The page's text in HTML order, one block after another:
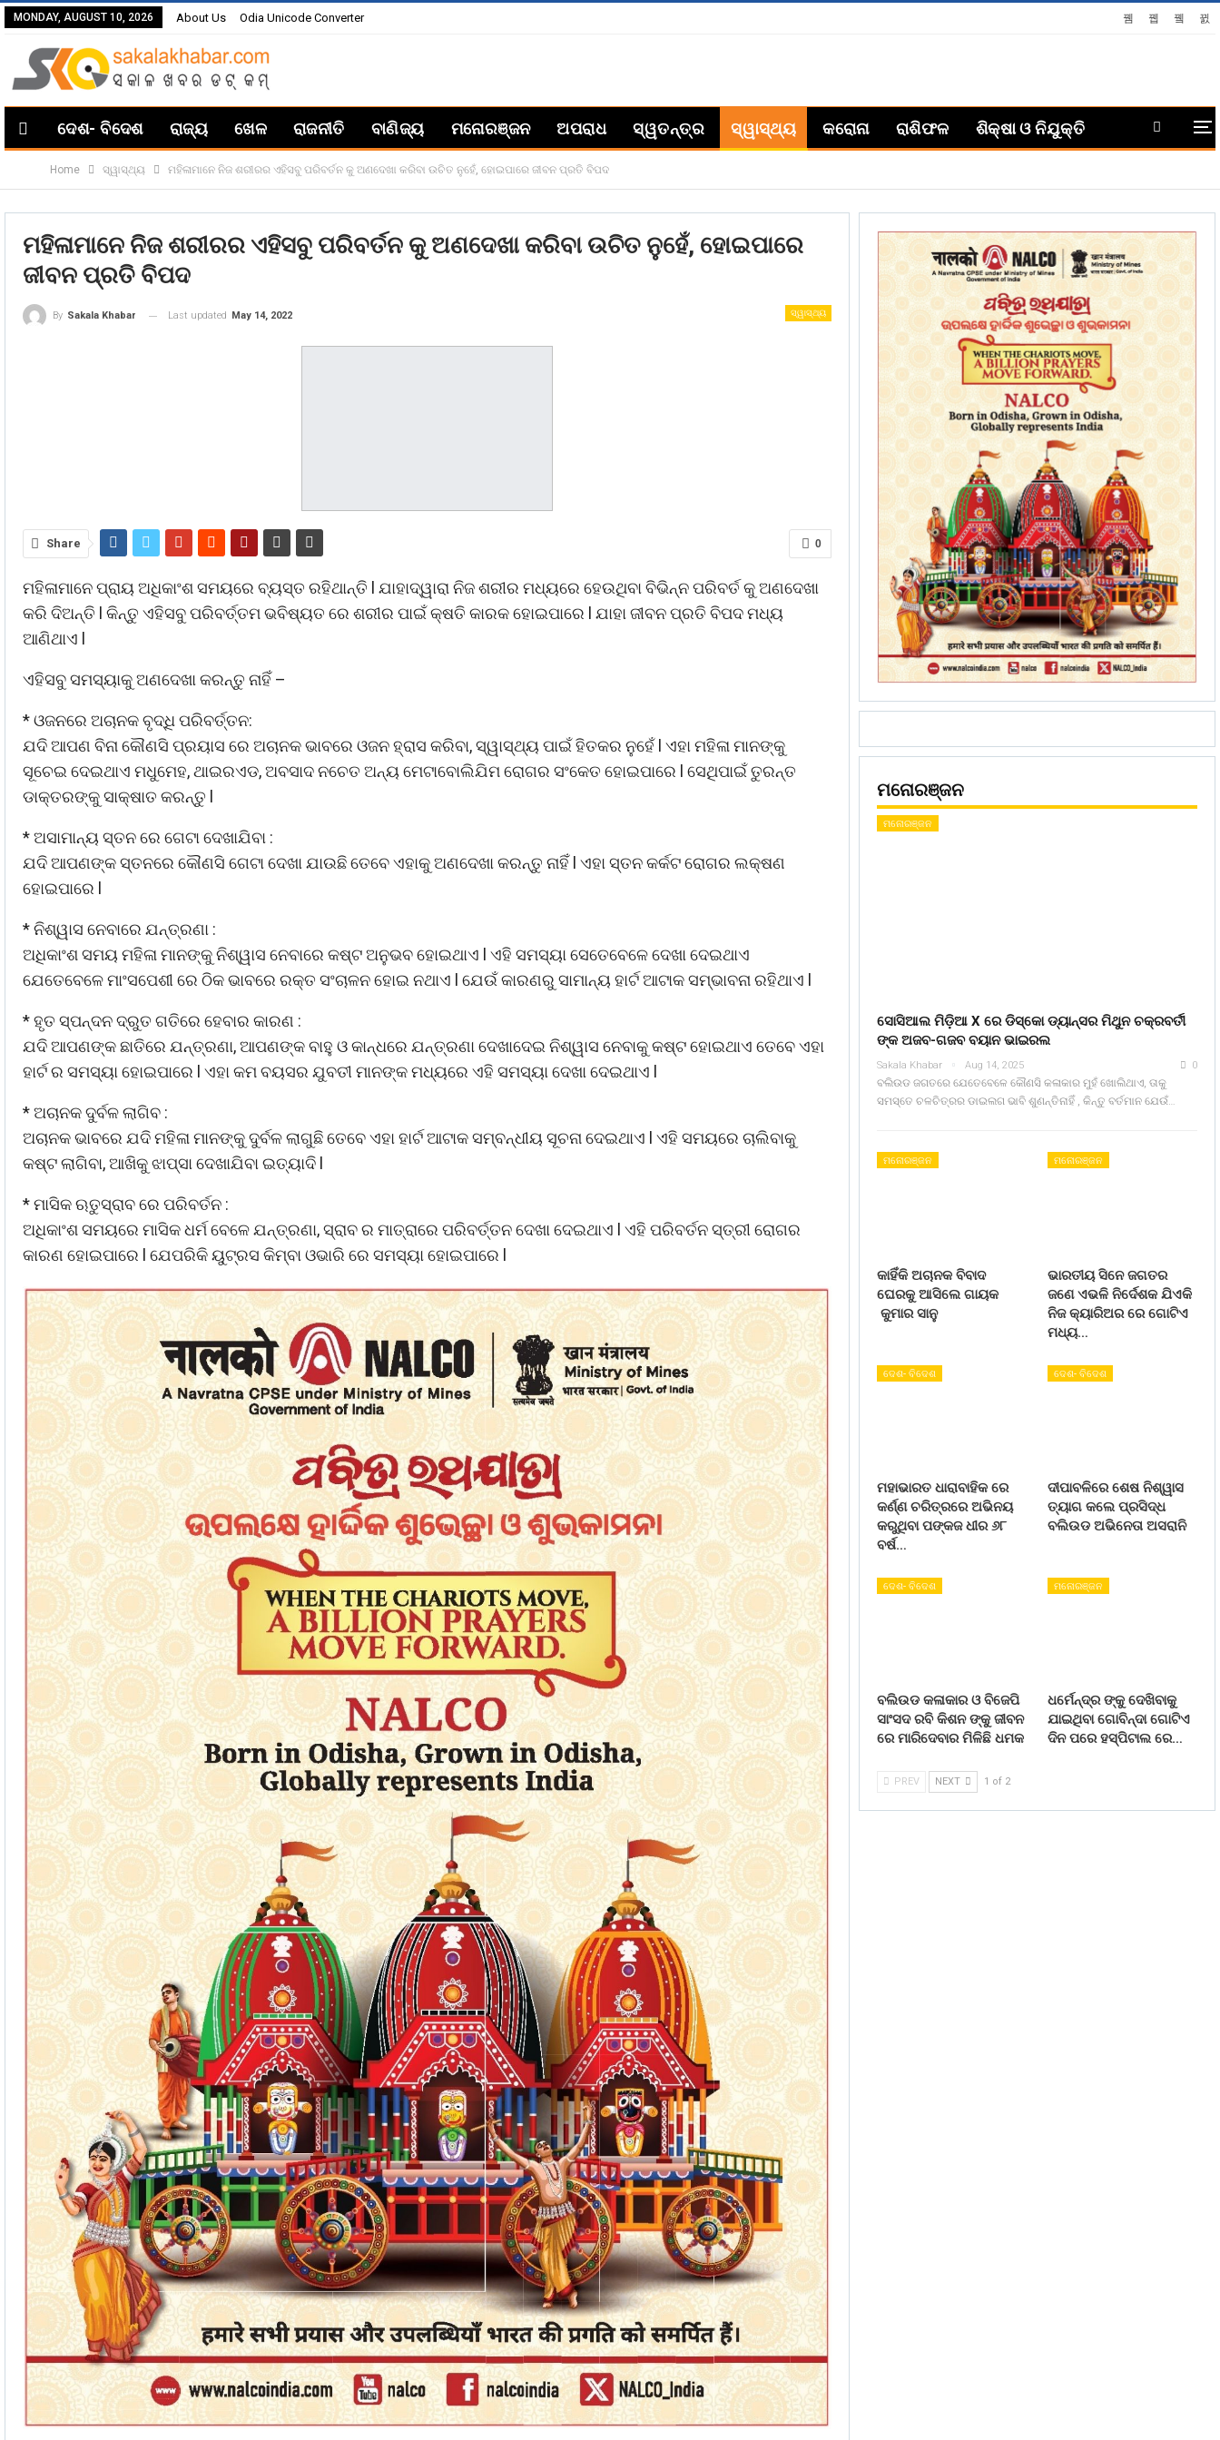
MONDAY, AUGUST 10, 2026 About Us Odia Unicode Converter
ଦେଶ- ବିଦେଶ ରାଜ୍ୟ ଖେଳ ରାଜନୀତି ବାଣିଜ୍ୟ ମନୋରଞ୍ଜନ ଅପରାଧ ସ୍ୱତନ୍ତ୍ର ସ୍ୱାସ୍ଥ୍ୟ କରୋନା ରାଶିଫଳ ଶିକ୍ଷା ଓ ନିଯୁକ୍ତି
Home ସ୍ୱାସ୍ଥ୍ୟ ମହିଳାମାନେ ନିଜ ଶରୀରର ଏହିସବୁ ପରିବର୍ତନ କୁ ଅଣଦେଖା କରିବା ଉଚିତ ନୁହେଁ, ହୋଇପାରେ ଜୀବନ ପ୍ରତି ବିପଦ
ମହିଳାମାନେ ନିଜ ଶରୀରର ଏହିସବୁ ପରିବର୍ତନ କୁ ଅଣଦେଖା କରିବା ଉଚିତ ନୁହେଁ, ହୋଇପାରେ
ଜୀବନ ପ୍ରତି ବିପଦ
ସ୍ୱାସ୍ଥ୍ୟ
By Sakala Khabar Last updated May 14, 2022
0
Share
ମହିଳାମାନେ ପ୍ରାୟ ଅଧିକାଂଶ ସମୟରେ ବ୍ୟସ୍ତ ରହିଥାନ୍ତି l ଯାହାଦ୍ୱାରା ନିଜ ଶରୀର ମଧ୍ୟରେ ହେଉଥିବା ବିଭିନ୍ନ ପରିବର୍ତ କୁ ଅଣଦେଖା
କରି ଦିଅନ୍ତି l କିନ୍ତୁ ଏହିସବୁ ପରିବର୍ତ୍ତମ ଭବିଷ୍ୟତ ରେ ଶରୀର ପାଇଁ କ୍ଷତି କାରକ ହୋଇପାରେ l ଯାହା ଜୀବନ ପ୍ରତି ବିପଦ ମଧ୍ୟ
ଆଣିଥାଏ l
ଏହିସବୁ ସମସ୍ୟାକୁ ଅଣଦେଖା କରନ୍ତୁ ନାହିଁ –
* ଓଜନରେ ଅଚାନକ ବୃଦ୍ଧି ପରିବର୍ତ୍ତନ:
ଯଦି ଆପଣ ବିନା କୌଣସି ପ୍ରୟାସ ରେ ଅଚାନକ ଭାବରେ ଓଜନ ହ୍ରାସ କରିବା, ସ୍ୱାସ୍ଥ୍ୟ ପାଇଁ ହିତକର ନୁହେଁ l ଏହା ମହିଳା ମାନଙ୍କୁ
ସୂଚେଇ ଦେଇଥାଏ ମଧୁମେହ, ଥାଇରଏଡ, ଅବସାଦ ନଚେତ ଅନ୍ୟ ମେଟାବୋଲିଯିମ ରୋଗର ସଂକେତ ହୋଇପାରେ l ସେଥିପାଇଁ ତୁରନ୍ତ
ଡାକ୍ତରଙ୍କୁ ସାକ୍ଷାତ କରନ୍ତୁ l
* ଅସାମାନ୍ୟ ସ୍ତନ ରେ ଗେଟା ଦେଖାଯିବା :
ଯଦି ଆପଣଙ୍କ ସ୍ତନରେ କୌଣସି ଗେଟା ଦେଖା ଯାଉଛି ତେବେ ଏହାକୁ ଅଣଦେଖା କରନ୍ତୁ ନାହିଁ l ଏହା ସ୍ତନ କର୍କଟ ରୋଗର ଲକ୍ଷଣ
ହୋଇପାରେ l
* ନିଶ୍ୱାସ ନେବାରେ ଯନ୍ତ୍ରଣା :
ଅଧିକାଂଶ ସମୟ ମହିଳା ମାନଙ୍କୁ ନିଶ୍ୱାସ ନେବାରେ କଷ୍ଟ ଅନୁଭବ ହୋଇଥାଏ l ଏହି ସମସ୍ୟା ସେତେବେଳେ ଦେଖା ଦେଇଥାଏ
ଯେତେବେଳେ ମାଂସପେଶୀ ରେ ଠିକ ଭାବରେ ରକ୍ତ ସଂଚାଳନ ହୋଇ ନଥାଏ l ଯେଉଁ କାରଣରୁ ସାମାନ୍ୟ ହାର୍ଟ ଆଟାକ ସମ୍ଭାବନା ରହିଥାଏ l
* ହୃତ ସ୍ପନ୍ଦନ ଦ୍ରୁତ ଗତିରେ ହେବାର କାରଣ :
ଯଦି ଆପଣଙ୍କ ଛାତିରେ ଯନ୍ତ୍ରଣା, ଆପଣଙ୍କ ବାହୁ ଓ କାନ୍ଧରେ ଯନ୍ତ୍ରଣା ଦେଖାଦେଇ ନିଶ୍ୱାସ ନେବାକୁ କଷ୍ଟ ହୋଇଥାଏ ତେବେ ଏହା
ହାର୍ଟ ର ସମସ୍ୟା ହୋଇପାରେ l ଏହା କମ ବୟସର ଯୁବତୀ ମାନଙ୍କ ମଧ୍ୟରେ ଏହି ସମସ୍ୟା ଦେଖା ଦେଇଥାଏ l
* ଅଚାନକ ଦୁର୍ବଳ ଲାଗିବ :
ଅଚାନକ ଭାବରେ ଯଦି ମହିଳା ମାନଙ୍କୁ ଦୁର୍ବଳ ଲାଗୁଛି ତେବେ ଏହା ହାର୍ଟ ଆଟାକ ସମ୍ବନ୍ଧୀୟ ସୂଚନା ଦେଇଥାଏ l ଏହି ସମୟରେ ଚାଲିବାକୁ
କଷ୍ଟ ଲାଗିବା, ଆଖିକୁ ଝାପ୍ସା ଦେଖାଯିବା ଇତ୍ୟାଦି l
* ମାସିକ ଋତୁସ୍ରାବ ରେ ପରିବର୍ତନ :
ଅଧିକାଂଶ ସମୟରେ ମାସିକ ଧର୍ମ ବେଳେ ଯନ୍ତ୍ରଣା, ସ୍ରାବ ର ମାତ୍ରାରେ ପରିବର୍ତ୍ତନ ଦେଖା ଦେଇଥାଏ l ଏହି ପରିବର୍ତନ ସ୍ତ୍ରୀ ରୋଗର
କାରଣ ହୋଇପାରେ l ଯେପରିକି ୟୁଟ୍ରସ କିମ୍ବା ଓଭାରି ରେ ସମସ୍ୟା ହୋଇପାରେ l
ମନୋରଞ୍ଜନ
ମନୋରଞ୍ଜନ
ସୋସିଆଲ ମିଡ଼ିଆ X ରେ ଡିସ୍କୋ ଡ୍ୟାନ୍ସର ମିଥୁନ ଚକ୍ରବର୍ତୀ
ଙ୍କ ଅଜବ-ଗଜବ ବୟାନ ଭାଇରଲ
Sakala Khabar Aug 14, 2025 0
ବଲିଉଡ ଜଗତରେ ଯେତେବେଳେ କୌଣସି କଳାକାର ମୁହଁ ଖୋଲିଥାଏ, ତାକୁ
ସମସ୍ତେ ଚଳଚିତ୍ରର ଡାଇଲଗ ଭାବି ଶୁଣନ୍ତିନାହିଁ , କିନ୍ତୁ ବର୍ତମାନ ଯେଉଁ…
ମନୋରଞ୍ଜନ
କାହିଁକି ଅଚାନକ ବିବାଦ
ଘେରକୁ ଆସିଲେ ଗାୟକ
କୁମାର ସାନୁ
ମନୋରଞ୍ଜନ
ଭାରତୀୟ ସିନେ ଜଗତର
ଜଣେ ଏଭଳି ନିର୍ଦେଶକ ଯିଏକି
ନିଜ କ୍ୟାରିଅର ରେ ଗୋଟିଏ
ମଧ୍ୟ…
ଦେଶ- ବିଦେଶ
ମହାଭାରତ ଧାରାବାହିକ ରେ
କର୍ଣ୍ଣ ଚରିତ୍ରରେ ଅଭିନୟ
କରୁଥିବା ପଙ୍କଜ ଧୀର ୬୮
ବର୍ଷ…
ଦେଶ- ବିଦେଶ
ଦୀପାବଳିରେ ଶେଷ ନିଶ୍ୱାସ
ତ୍ୟାଗ କଲେ ପ୍ରସିଦ୍ଧ
ବଲିଉଡ ଅଭିନେତା ଅସରାନି
ଦେଶ- ବିଦେଶ
ବଲିଉଡ କଳାକାର ଓ ବିଜେପି
ସାଂସଦ ରବି କିଶନ ଙ୍କୁ ଜୀବନ
ରେ ମାରିଦେବାର ମିଳିଛି ଧମକ
ମନୋରଞ୍ଜନ
ଧର୍ମେନ୍ଦ୍ର ଙ୍କୁ ଦେଖିବାକୁ
ଯାଇଥିବା ଗୋବିନ୍ଦା ଗୋଟିଏ
ଦିନ ପରେ ହସ୍ପିଟାଲ ରେ…
PREV NEXT 1 of 2